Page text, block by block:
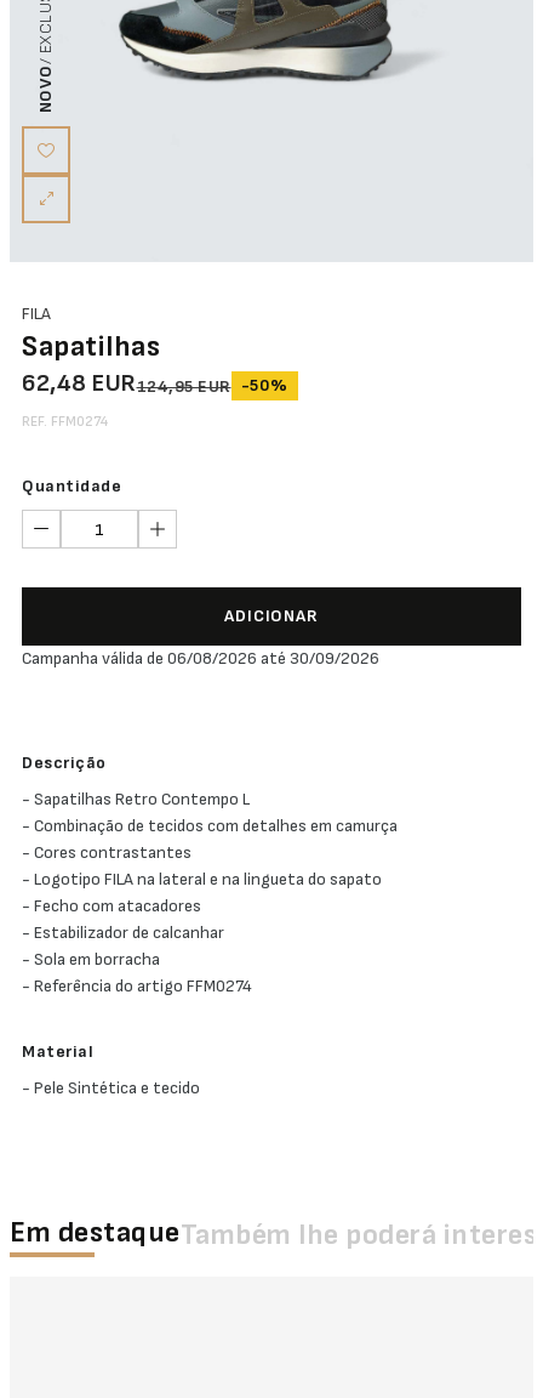
NOVO
FILA
Sapatilhas
62,48 EUR124,95 EUR -50%
REF. FFM0274
Quantidade
ADICIONAR
Campanha válida de 06/08/2026 até 30/09/2026
Descrição
- Sapatilhas Retro Contempo L
- Combinação de tecidos com detalhes em camurça
- Cores contrastantes
- Logotipo FILA na lateral e na lingueta do sapato
- Fecho com atacadores
- Estabilizador de calcanhar
- Sola em borracha
- Referência do artigo FFM0274
Material
- Pele Sintética e tecido
Em destaqueTambém lhe poderá